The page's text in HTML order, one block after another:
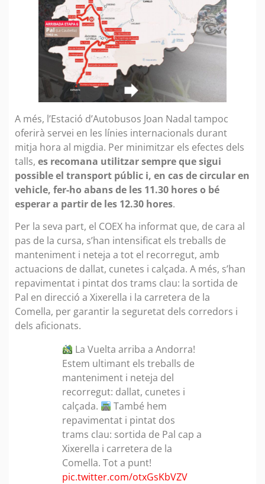
A més, l’Estació d’Autobusos Joan Nadal tampoc
oferirà servei en les línies internacionals durant
mitja hora al migdia. Per minimitzar els efectes dels
talls, es recomana utilitzar sempre que sigui
possible el transport públic i, en cas de circular en
vehicle, fer-ho abans de les 11.30 hores o bé
esperar a partir de les 12.30 hores.
Per la seva part, el COEX ha informat que, de cara al
pas de la cursa, s’han intensificat els treballs de
manteniment i neteja a tot el recorregut, amb
actuacions de dallat, cunetes i calçada. A més, s’han
repavimentat i pintat dos trams clau: la sortida de
Pal en direcció a Xixerella i la carretera de la
Comella, per garantir la seguretat dels corredors i
dels aficionats.
La Vuelta arriba a Andorra!
Estem ultimant els treballs de
manteniment i neteja del
recorregut: dallat, cunetes i
calçada.
També hem
repavimentat i pintat dos
trams clau: sortida de Pal cap a
Xixerella i carretera de la
Comella. Tot a punt!
pic.twitter.com/otxGsKbVZV